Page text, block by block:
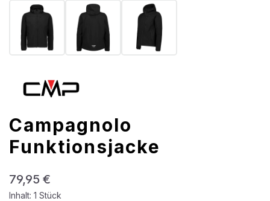
Campagnolo
Funktionsjacke
Regulärer Preis:
79,95 €
Inhalt: 1 Stück